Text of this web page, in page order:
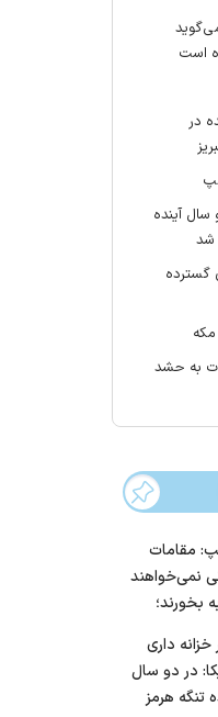
است
در
سال آینده
شد
گسترده
به حشد
مقامات
نمی‌خواهند
بخورند؛
برسند
خزانه داری
در دو سال
تنگه هرمز